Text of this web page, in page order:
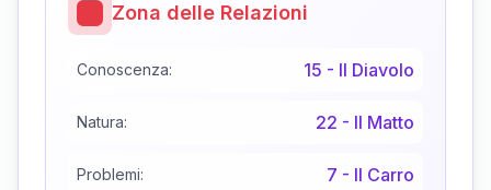
Zona delle Relazioni
Conoscenza: 15 - Il Diavolo
Natura: 22 - Il Matto
Problemi: 7 - Il Carro